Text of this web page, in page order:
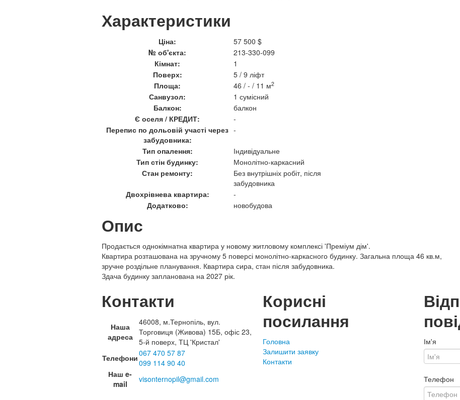
Характеристики
Ціна:
57 500 $
№ об'єкта:
213-330-099
Кімнат:
1
Поверх:
5 / 9 ліфт
Площа:
46 / - / 11 м2
Санвузол:
1 сумісний
Балкон:
балкон
Є оселя / КРЕДИТ:
-
Перепис по дольовій участі через
забудовника:
-
Тип опалення:
Індивідуальне
Тип стін будинку:
Монолітно-каркасний
Стан ремонту:
Без внутрішніх робіт, після
забудовника
Двохрівнева квартира:
-
Додатково:
новобудова
Опис
Продається однокімнатна квартира у новому житловому комплексі 'Преміум дім'.
Квартира розташована на зручному 5 поверсі монолітно-каркасного будинку. Загальна площа 46 кв.м,
зручне роздільне планування. Квартира сира, стан після забудовника.
Здача будинку запланована на 2027 рік.
Контакти
Наша
адреса
46008, м.Тернопіль, вул.
Торговиця (Живова) 15Б, офіс 23,
5-й поверх, ТЦ 'Кристал'
Телефони067 470 57 87
099 114 90 40
Наш e-
mail
visonternopil@gmail.com
Корисні
посилання
Головна
Залишити заявку
Контакти
Ім'я
Телефон